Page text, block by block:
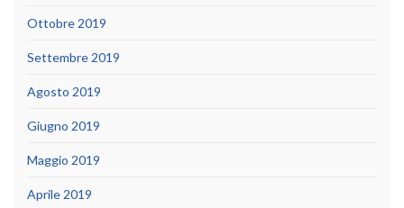
Ottobre 2019
Settembre 2019
Agosto 2019
Giugno 2019
Maggio 2019
Aprile 2019